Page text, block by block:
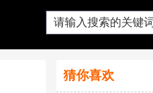
猜你喜欢